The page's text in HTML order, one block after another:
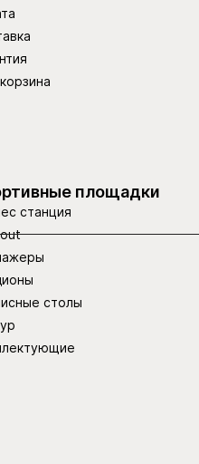
площадки
станция
столы